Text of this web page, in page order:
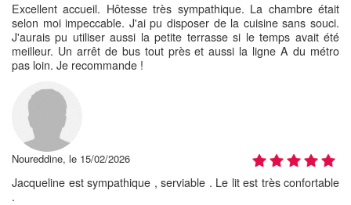
Excellent accueil. Hôtesse très sympathique. La chambre était
selon moi impeccable. J'ai pu disposer de la cuisine sans souci.
J'aurais pu utiliser aussi la petite terrasse si le temps avait été
meilleur. Un arrêt de bus tout près et aussi la ligne A du métro
pas loin. Je recommande !
Noureddine, le 15/02/2026
Jacqueline est sympathique , serviable . Le lit est très confortable
.